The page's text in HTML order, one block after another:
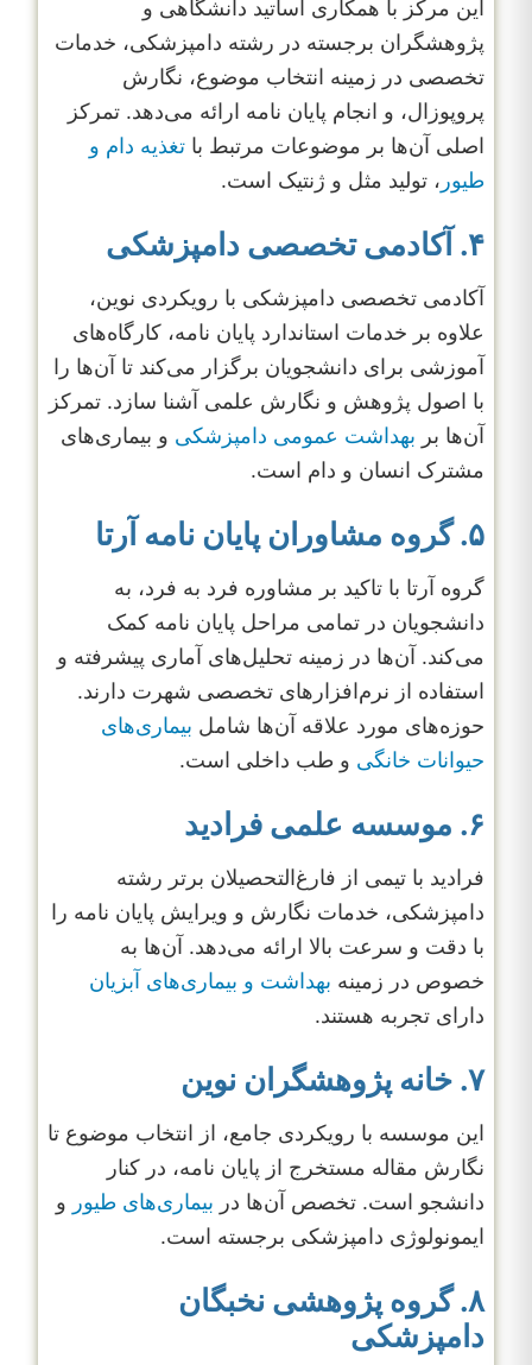
این مرکز با همکاری اساتید دانشگاهی و
پژوهشگران برجسته در رشته دامپزشکی، خدمات
تخصصی در زمینه انتخاب موضوع، نگارش
پروپوزال، و انجام پایان نامه ارائه می‌دهد. تمرکز
اصلی آن‌ها بر موضوعات مرتبط با تغذیه دام و
طیور ، تولید مثل و ژنتیک است.
۴. آکادمی تخصصی دامپزشکی
آکادمی تخصصی دامپزشکی با رویکردی نوین،
علاوه بر خدمات استاندارد پایان نامه، کارگاه‌های
آموزشی برای دانشجویان برگزار می‌کند تا آن‌ها را
با اصول پژوهش و نگارش علمی آشنا سازد. تمرکز
آن‌ها بر بهداشت عمومی دامپزشکی و بیماری‌های
مشترک انسان و دام است.
۵. گروه مشاوران پایان نامه آرتا
گروه آرتا با تاکید بر مشاوره فرد به فرد، به
دانشجویان در تمامی مراحل پایان نامه کمک
می‌کند. آن‌ها در زمینه تحلیل‌های آماری پیشرفته و
استفاده از نرم‌افزارهای تخصصی شهرت دارند.
حوزه‌های مورد علاقه آن‌ها شامل بیماری‌های
حیوانات خانگی و طب داخلی است.
۶. موسسه علمی فرادید
فرادید با تیمی از فارغ‌التحصیلان برتر رشته
دامپزشکی، خدمات نگارش و ویرایش پایان نامه را
با دقت و سرعت بالا ارائه می‌دهد. آن‌ها به
خصوص در زمینه بهداشت و بیماری‌های آبزیان
دارای تجربه هستند.
۷. خانه پژوهشگران نوین
این موسسه با رویکردی جامع، از انتخاب موضوع تا
نگارش مقاله مستخرج از پایان نامه، در کنار
دانشجو است. تخصص آن‌ها در بیماری‌های طیور و
ایمونولوژی دامپزشکی برجسته است.
۸. گروه پژوهشی نخبگان
دامپزشکی